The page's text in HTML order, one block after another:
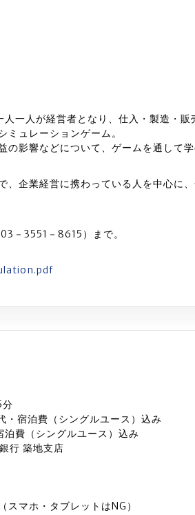
一人が経営者となり、仕入・製造・販
ュレーションゲーム。
の影響などについて、ゲームを通して
、企業経営に携わっている人を中心に
－3551－8615）まで。
宿泊費（シングルユース）込み
費（シングルユース）込み
行 築地支店
マホ・タブレットはNG）